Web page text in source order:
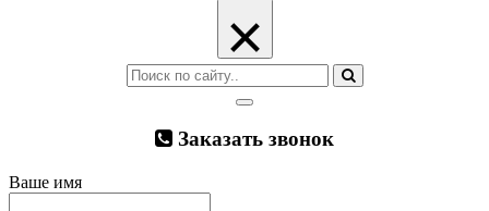
×
Заказать звонок
Ваше имя